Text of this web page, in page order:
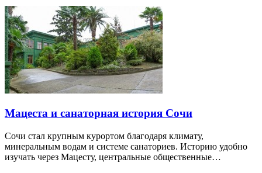
Мацеста и санаторная история Сочи
Сочи стал крупным курортом благодаря климату,
минеральным водам и системе санаториев. Историю удобно
изучать через Мацесту, центральные общественные…